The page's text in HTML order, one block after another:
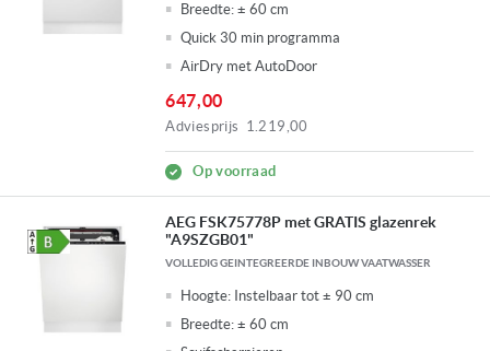
Breedte: ± 60 cm
Quick 30 min programma
AirDry met AutoDoor
647,00
Adviesprijs 1.219,00
Op voorraad
AEG FSK75778P met GRATIS glazenrek
"A9SZGB01"
VOLLEDIG GEINTEGREERDE INBOUW VAATWASSER
Hoogte: Instelbaar tot ± 90 cm
Breedte: ± 60 cm